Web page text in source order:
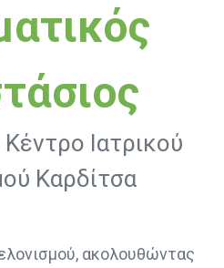
Ιατρικού
Καρδίτσα
ακολουθώντας